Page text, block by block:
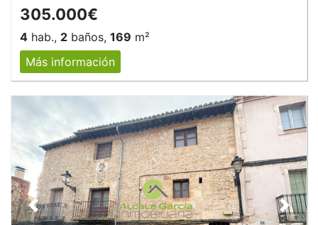
305.000€
4 hab., 2 baños, 169 m²
Más información
Anterior